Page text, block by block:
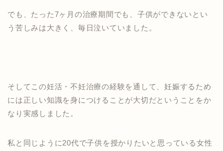
でも、たった7ヶ月の治療期間でも、子供ができないとい
う苦しみは大きく、毎日泣いていました。
そしてこの妊活・不妊治療の経験を通して、妊娠するため
には正しい知識を身につけることが大切だということをか
なり実感しました。
私と同じように20代で子供を授かりたいと 思っている女性